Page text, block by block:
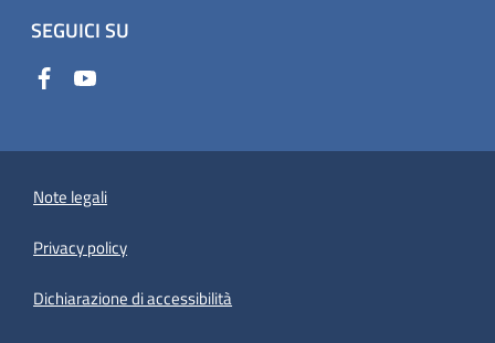
SEGUICI SU
Note legali
Privacy policy
Dichiarazione di accessibilità